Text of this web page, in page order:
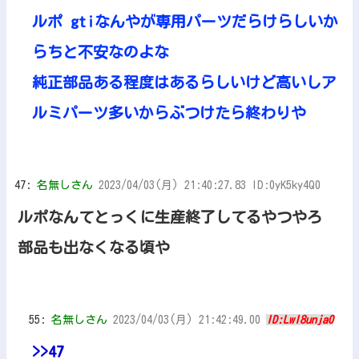
ルポ gtiなんやが専用パーツだらけらしいか
らちと不安なのよな
純正部品ある程度はあるらしいけど高いしア
ルミパーツ多いからぶつけたら終わりや
47: 名無しさん 2023/04/03(月) 21:40:27.83 ID:0yK5ky4Q0
ルポなんてとっくに生産終了してるやつやろ
部品も出なくなる頃や
55: 名無しさん 2023/04/03(月) 21:42:49.00 ID:LwI8unja0
>>47